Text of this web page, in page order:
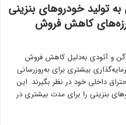
تولید خودروهای بنزینی
کاهش فروش
و آئودی به‌دلیل کاهش فروش
بیشتری برای به‌روزرسانی
داخلی خود در نظر بگیرند. این
بنزینی را برای مدت بیشتری در